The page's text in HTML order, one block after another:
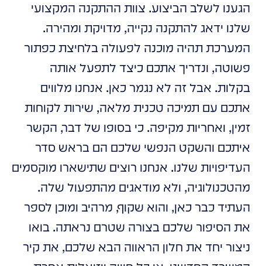
הגענו לשלב הביצוע. צוות ההתקנה המקצועי
שלנו ידאג להתקנה נקייה, מדויקת ומהירה.
המערכת תהיה מוכנה לפעולה בלחיצת כפתור
פשוטה, ונדריך אתכם כיצד לתפעל אותה
בקלות. אבל זה לא נגמר כאן. אנחנו מלווים
אתכם עם תמיכה טכנית מלאה, שירות לקוחות
זמין, ואחריות מקיפה. כי בסופו של דבר, הקשר
איתכם והשקט הנפשי שלכם הם בראש סדר
העדיפויות שלנו. אנחנו רוצים שתישארו מוקסמים
מהטכנולוגיה, ולא מודאגים מהתפעול שלה.
העתיד כבר כאן, והוא שקוף, מרהיב ומוכן לספר
את הסיפור שלכם בצורה שטרם נראתה. בואו
ניצור יחד את חלון הראווה הבא שלכם, את קיר